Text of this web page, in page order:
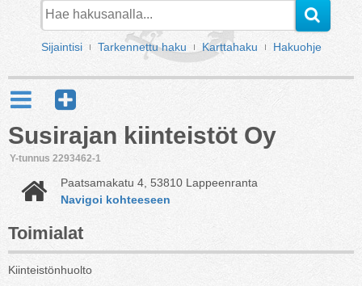
Sijaintisi Tarkennettu haku Karttahaku Hakuohje
Susirajan kiinteistöt Oy
Y-tunnus 2293462-1
Paatsamakatu 4, 53810 Lappeenranta
Navigoi kohteeseen
Toimialat
Kiinteistönhuolto